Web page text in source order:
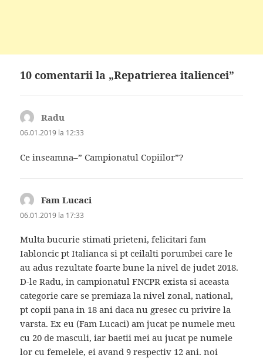
10 comentarii la „Repatrierea italiencei”
Radu
06.01.2019 la 12:33
Ce inseamna–” Campionatul Copiilor”?
Fam Lucaci
06.01.2019 la 17:33
Multa bucurie stimati prieteni, felicitari fam
Iabloncic pt Italianca si pt ceilalti porumbei care le
au adus rezultate foarte bune la nivel de judet 2018.
D-le Radu, in campionatul FNCPR exista si aceasta
categorie care se premiaza la nivel zonal, national,
pt copii pana in 18 ani daca nu gresec cu privire la
varsta. Ex eu (Fam Lucaci) am jucat pe numele meu
cu 20 de masculi, iar baetii mei au jucat pe numele
lor cu femelele, ei avand 9 respectiv 12 ani. noi